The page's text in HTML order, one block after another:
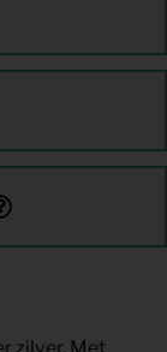
zilver. Met